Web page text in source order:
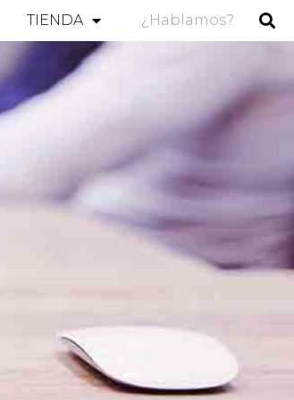
TIENDA ¿Hablamos?